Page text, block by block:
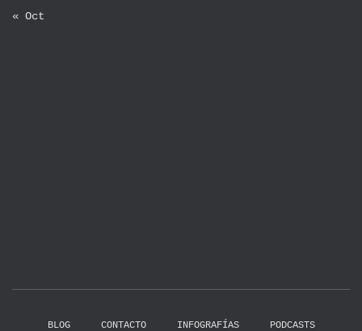
« Oct
BLOG CONTACTO INFOGRAFÍAS PODCASTS